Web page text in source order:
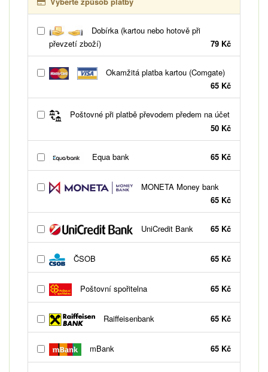
Dobírka (kartou nebo hotově při
převzetí zboží)
79 Kč
Okamžitá platba kartou (Comgate)
65 Kč
Poštovné při platbě převodem předem na účet
50 Kč
Equa bank 65 Kč
MONETA Money bank
65 Kč
UniCredit Bank 65 Kč
ČSOB 65 Kč
Poštovní spořitelna 65 Kč
Raiffeisenbank 65 Kč
mBank 65 Kč